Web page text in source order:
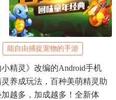
能自由捕捉宠物的手游
精灵》改编的Android手机
养成玩法，百种美萌精灵助
越多，加成越多！全新体